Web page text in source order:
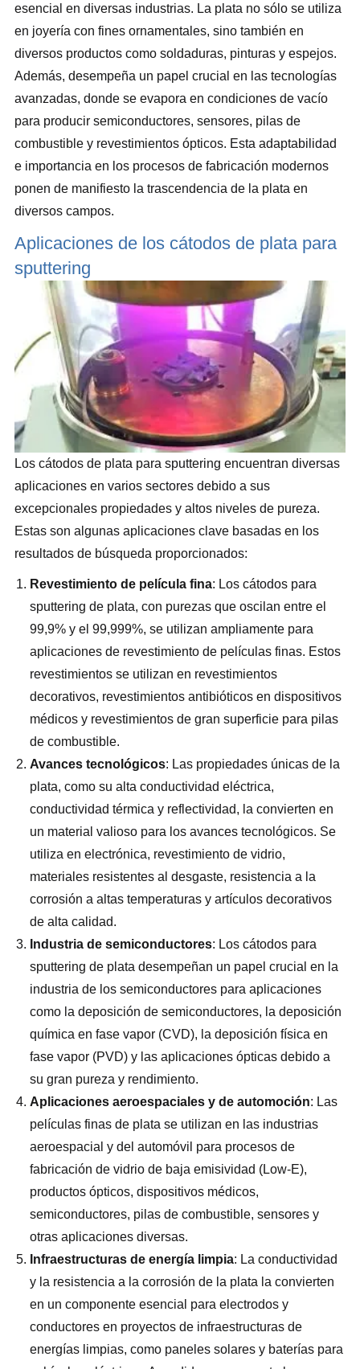
esencial en diversas industrias. La plata no sólo se utiliza
en joyería con fines ornamentales, sino también en
diversos productos como soldaduras, pinturas y espejos.
Además, desempeña un papel crucial en las tecnologías
avanzadas, donde se evapora en condiciones de vacío
para producir semiconductores, sensores, pilas de
combustible y revestimientos ópticos. Esta adaptabilidad
e importancia en los procesos de fabricación modernos
ponen de manifiesto la trascendencia de la plata en
diversos campos.
Aplicaciones de los cátodos de plata para
sputtering
Los cátodos de plata para sputtering encuentran diversas
aplicaciones en varios sectores debido a sus
excepcionales propiedades y altos niveles de pureza.
Estas son algunas aplicaciones clave basadas en los
resultados de búsqueda proporcionados:
Revestimiento de película fina: Los cátodos para
sputtering de plata, con purezas que oscilan entre el
99,9% y el 99,999%, se utilizan ampliamente para
aplicaciones de revestimiento de películas finas. Estos
revestimientos se utilizan en revestimientos
decorativos, revestimientos antibióticos en dispositivos
médicos y revestimientos de gran superficie para pilas
de combustible.
Avances tecnológicos: Las propiedades únicas de la
plata, como su alta conductividad eléctrica,
conductividad térmica y reflectividad, la convierten en
un material valioso para los avances tecnológicos. Se
utiliza en electrónica, revestimiento de vidrio,
materiales resistentes al desgaste, resistencia a la
corrosión a altas temperaturas y artículos decorativos
de alta calidad.
Industria de semiconductores: Los cátodos para
sputtering de plata desempeñan un papel crucial en la
industria de los semiconductores para aplicaciones
como la deposición de semiconductores, la deposición
química en fase vapor (CVD), la deposición física en
fase vapor (PVD) y las aplicaciones ópticas debido a
su gran pureza y rendimiento.
Aplicaciones aeroespaciales y de automoción: Las
películas finas de plata se utilizan en las industrias
aeroespacial y del automóvil para procesos de
fabricación de vidrio de baja emisividad (Low-E),
productos ópticos, dispositivos médicos,
semiconductores, pilas de combustible, sensores y
otras aplicaciones diversas.
Infraestructuras de energía limpia: La conductividad
y la resistencia a la corrosión de la plata la convierten
en un componente esencial para electrodos y
conductores en proyectos de infraestructuras de
energías limpias, como paneles solares y baterías para